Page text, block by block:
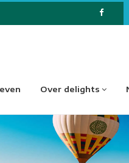
Over delights